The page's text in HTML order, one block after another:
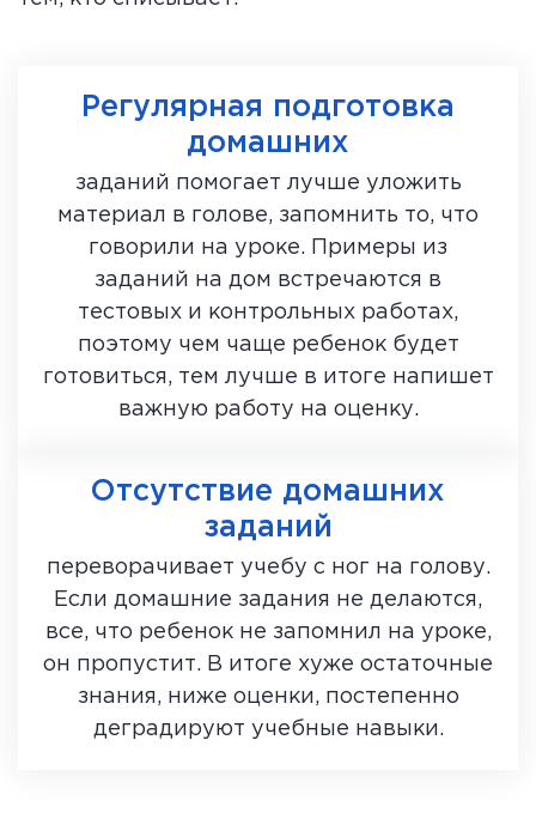
Регулярная подготовка
домашних
заданий помогает лучше уложить
материал в голове, запомнить то, что
говорили на уроке. Примеры из
заданий на дом встречаются в
тестовых и контрольных работах,
поэтому чем чаще ребенок будет
готовиться, тем лучше в итоге напишет
важную работу на оценку.
Отсутствие домашних
заданий
переворачивает учебу с ног на голову.
Если домашние задания не делаются,
все, что ребенок не запомнил на уроке,
он пропустит. В итоге хуже остаточные
знания, ниже оценки, постепенно
деградируют учебные навыки.